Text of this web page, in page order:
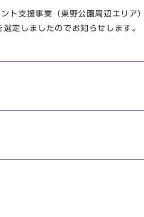
支援事業（東野公園周辺エリア
定しましたのでお知らせします。